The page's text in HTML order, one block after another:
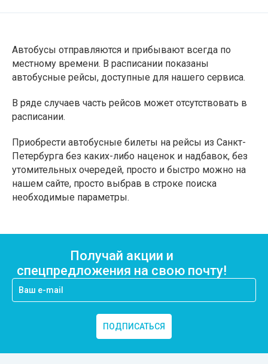
Автобусы отправляются и прибывают всегда по
местному времени. В расписании показаны
автобусные рейсы, доступные для нашего сервиса.
В ряде случаев часть рейсов может отсутствовать в
расписании.
Приобрести автобусные билеты на рейсы из Санкт-
Петербурга без каких-либо наценок и надбавок, без
утомительных очередей, просто и быстро можно на
нашем сайте, просто выбрав в строке поиска
необходимые параметры.
Получай акции и
спецпредложения на свою почту!
ПОДПИСАТЬСЯ